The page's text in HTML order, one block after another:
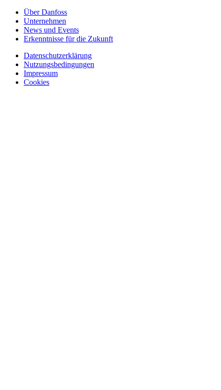
Über Danfoss
Unternehmen
News und Events
Erkenntnisse für die Zukunft
Datenschutzerklärung
Nutzungsbedingungen
Impressum
Cookies